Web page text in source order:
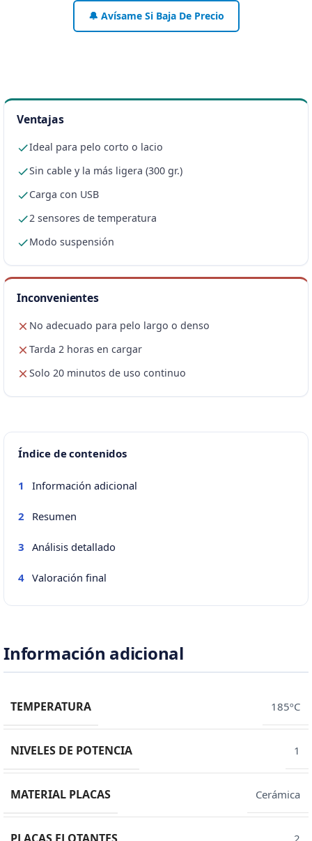
🔔 Avísame Si Baja De Precio
Ventajas
Ideal para pelo corto o lacio
Sin cable y la más ligera (300 gr.)
Carga con USB
2 sensores de temperatura
Modo suspensión
Inconvenientes
No adecuado para pelo largo o denso
Tarda 2 horas en cargar
Solo 20 minutos de uso continuo
Índice de contenidos
1 Información adicional
2 Resumen
3 Análisis detallado
4 Valoración final
Información adicional
TEMPERATURA 185ºC
NIVELES DE POTENCIA 1
MATERIAL PLACAS Cerámica
2